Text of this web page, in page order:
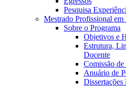
Pesquisa
Mestrado Profissional em
Sobre o Programa
Objetivos e
Estrutura,
Docente
Comissão
Anuário de
Dissertações